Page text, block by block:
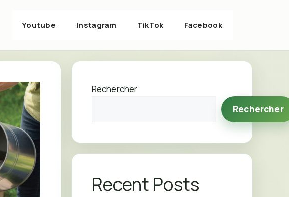
Youtube Instagram TikTok Facebook
Rechercher
Rechercher
Recent Posts